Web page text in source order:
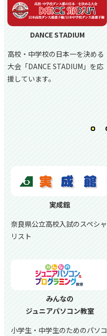
DANCE STADIUM
高校・中学校の日本一を決める
大会「DANCE STADIUM」を応
援しています。
実成館
奈良県公立高校入試のスペシャ
リスト
みんなの
ジュニアパソコン教室
小学生・中学生のためのパソコ